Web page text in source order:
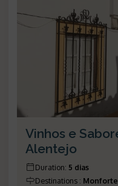
Vinhos e
Alentejo
Duration: 5 dias
Destinations :